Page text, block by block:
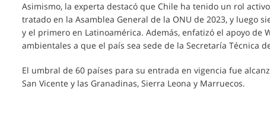
Asimismo, la experta destacó que Chile ha tenido un rol
tratado en la Asamblea General de la ONU de 2023, y luego
y el primero en Latinoamérica. Además, enfatizó el apoyo de
ambientales a que el país sea sede de la Secretaría Técnica
El umbral de 60 países para su entrada en vigencia fue
San Vicente y las Granadinas, Sierra Leona y Marruecos.